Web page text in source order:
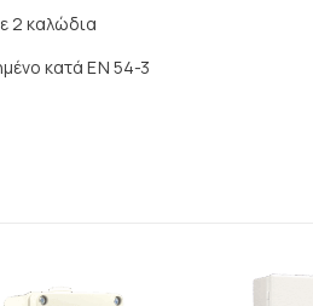
2 καλώδια
κατά ΕΝ 54-3